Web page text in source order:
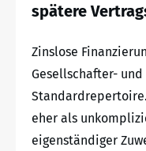
spätere
Zinslose
Gesellschafter-
eher als
eigenständiger